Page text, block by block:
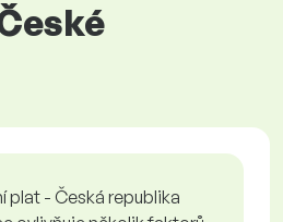
plat - Česká republika